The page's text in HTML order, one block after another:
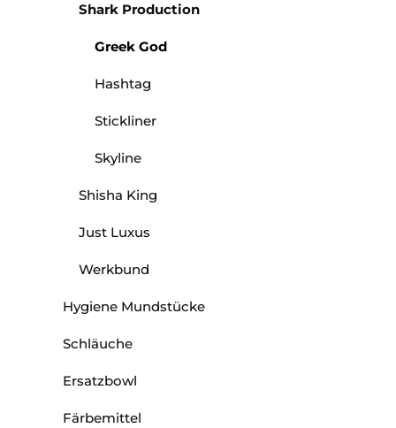
Shark Production
Greek God
Hashtag
Stickliner
Skyline
Shisha King
Just Luxus
Werkbund
Hygiene Mundstücke
Schläuche
Ersatzbowl
Färbemittel